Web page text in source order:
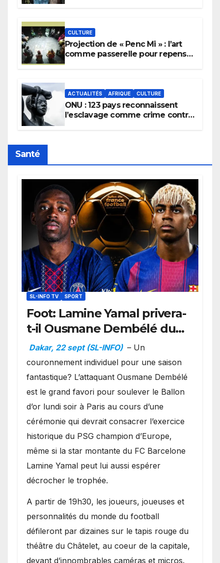
CULTURE
Projection de « Penc Mi » : l’art
comme passerelle pour repenser
ACTUALITÉS AFRIQUE CULTURE
ONU : 123 pays reconnaissent
l’esclavage comme crime contre
Santé
SL-INFO TV SPORT
Foot: Lamine Yamal privera-
t-il Ousmane Dembélé du
Ballon d’or ?
Dakar, 22 sept (SL-INFO) – Un
couronnement individuel pour une saison
fantastique? L’attaquant Ousmane Dembélé
est le grand favori pour soulever le Ballon
d’or lundi soir à Paris au cours d’une
cérémonie qui devrait consacrer l’exercice
historique du PSG champion d’Europe,
même si la star montante du FC Barcelone
Lamine Yamal peut lui aussi espérer
décrocher le trophée.
A partir de 19h30, les joueurs, joueuses et
personnalités du monde du football
défileront par dizaines sur le tapis rouge du
théâtre du Châtelet, au coeur de la capitale,
devant d’innombrables caméras et micros.